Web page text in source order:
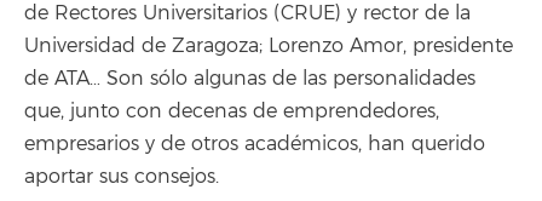
de Rectores Universitarios (CRUE) y rector de la
Universidad de Zaragoza; Lorenzo Amor, presidente
de ATA… Son sólo algunas de las personalidades
que, junto con decenas de emprendedores,
empresarios y de otros académicos, han querido
aportar sus consejos.